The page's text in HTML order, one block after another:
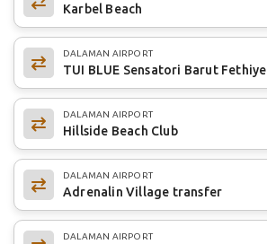
Karbel Beach
DALAMAN AIRPORT
TUI BLUE Sensatori Barut Fethiye
DALAMAN AIRPORT
Hillside Beach Club
DALAMAN AIRPORT
Adrenalin Village transfer
DALAMAN AIRPORT